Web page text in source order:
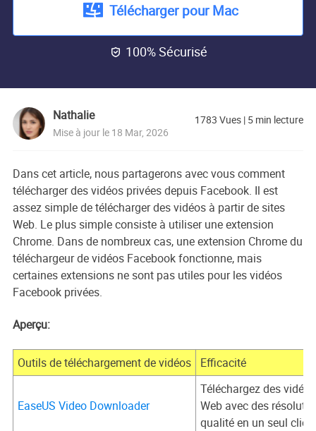
Télécharger pour Mac
 100% Sécurisé
Nathalie
Mise à jour le 18 Mar, 2026
1783 Vues | 5 min lecture
Dans cet article, nous partagerons avec vous comment
télécharger des vidéos privées depuis Facebook. Il est
assez simple de télécharger des vidéos à partir de sites
Web. Le plus simple consiste à utiliser une extension
Chrome. Dans de nombreux cas, une extension Chrome du
téléchargeur de vidéos Facebook fonctionne, mais
certaines extensions ne sont pas utiles pour les vidéos
Facebook privées.
Aperçu:
Outils de téléchargement de vidéos Efficacité
EaseUS Video Downloader
Téléchargez des
Web avec des
qualité en un seul clic.